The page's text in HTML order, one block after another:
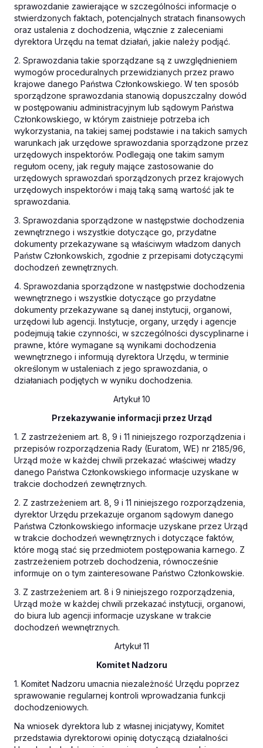
sprawozdanie zawierające w szczególności informacje o
stwierdzonych faktach, potencjalnych stratach finansowych
oraz ustalenia z dochodzenia, włącznie z zaleceniami
dyrektora Urzędu na temat działań, jakie należy podjąć.
2. Sprawozdania takie sporządzane są z uwzględnieniem
wymogów proceduralnych przewidzianych przez prawo
krajowe danego Państwa Członkowskiego. W ten sposób
sporządzone sprawozdania stanowią dopuszczalny dowód
w postępowaniu administracyjnym lub sądowym Państwa
Członkowskiego, w którym zaistnieje potrzeba ich
wykorzystania, na takiej samej podstawie i na takich samych
warunkach jak urzędowe sprawozdania sporządzone przez
urzędowych inspektorów. Podlegają one takim samym
regułom oceny, jak reguły mające zastosowanie do
urzędowych sprawozdań sporządzonych przez krajowych
urzędowych inspektorów i mają taką samą wartość jak te
sprawozdania.
3. Sprawozdania sporządzone w następstwie dochodzenia
zewnętrznego i wszystkie dotyczące go, przydatne
dokumenty przekazywane są właściwym władzom danych
Państw Członkowskich, zgodnie z przepisami dotyczącymi
dochodzeń zewnętrznych.
4. Sprawozdania sporządzone w następstwie dochodzenia
wewnętrznego i wszystkie dotyczące go przydatne
dokumenty przekazywane są danej instytucji, organowi,
urzędowi lub agencji. Instytucje, organy, urzędy i agencje
podejmują takie czynności, w szczególności dyscyplinarne i
prawne, które wymagane są wynikami dochodzenia
wewnętrznego i informują dyrektora Urzędu, w terminie
określonym w ustaleniach z jego sprawozdania, o
działaniach podjętych w wyniku dochodzenia.
Artykuł 10
Przekazywanie informacji przez Urząd
1. Z zastrzeżeniem art. 8, 9 i 11 niniejszego rozporządzenia i
przepisów rozporządzenia Rady (Euratom, WE) nr 2185/96,
Urząd może w każdej chwili przekazać właściwej władzy
danego Państwa Członkowskiego informacje uzyskane w
trakcie dochodzeń zewnętrznych.
2. Z zastrzeżeniem art. 8, 9 i 11 niniejszego rozporządzenia,
dyrektor Urzędu przekazuje organom sądowym danego
Państwa Członkowskiego informacje uzyskane przez Urząd
w trakcie dochodzeń wewnętrznych i dotyczące faktów,
które mogą stać się przedmiotem postępowania karnego. Z
zastrzeżeniem potrzeb dochodzenia, równocześnie
informuje on o tym zainteresowane Państwo Członkowskie.
3. Z zastrzeżeniem art. 8 i 9 niniejszego rozporządzenia,
Urząd może w każdej chwili przekazać instytucji, organowi,
do biura lub agencji informacje uzyskane w trakcie
dochodzeń wewnętrznych.
Artykuł 11
Komitet Nadzoru
1. Komitet Nadzoru umacnia niezależność Urzędu poprzez
sprawowanie regularnej kontroli wprowadzania funkcji
dochodzeniowych.
Na wniosek dyrektora lub z własnej inicjatywy, Komitet
przedstawia dyrektorowi opinię dotyczącą działalności